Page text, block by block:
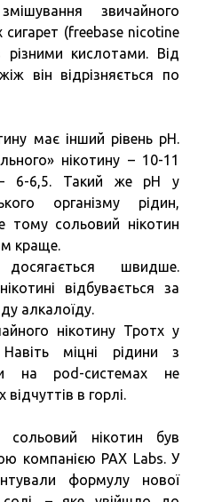
звичайного
сигарет (freebase nicotine
різними кислотами. Від
він відрізняється по
має інший рівень pH.
нікотину – 10-11
– 6-6,5. Такий же pH у
організму рідин,
тому сольовий нікотин
краще.
швидше.
відбувається за
алкалоїду.
нікотину Тротх у
міцні рідини з
на pod-системах не
в горлі.
нікотин був
компанією PAX Labs. У
формулу нової